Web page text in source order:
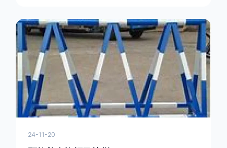
方形的框架组合。这些框架相互连接，形成一个稳定的
结构，能够承受一定的冲击力。例如，在一些临时交通
管制的现场，三角形框架的拒马护栏可以很方便地拼接
在一起，像一个个小的三角锥形状的结构单
24-11-20